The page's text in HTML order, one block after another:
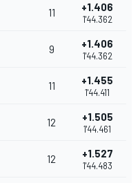
11 +1.406
1'44.362
9 +1.406
1'44.362
11 +1.455
1'44.411
12 +1.505
1'44.461
12 +1.527
1'44.483